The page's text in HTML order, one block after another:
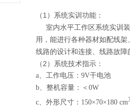
（1）系统实训功能：
室内水平工作区系统实训
用，能进行各种器材如配线
线路的设计和连接、线路故障
（2）系统技术指示：
a、工作电压：9V干电池
b、整机容量：＜0W
c、外形尺寸：150×70×180 cm